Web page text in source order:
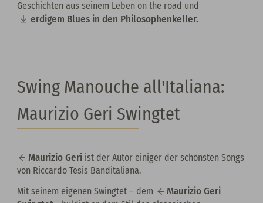
Geschichten aus seinem Leben on the road und
erdigem Blues in den Philosophenkeller.
Swing Manouche all'Italiana:
Maurizio Geri Swingtet
Maurizio Geri ist der Autor einiger der schönsten Songs
von Riccardo Tesis Banditaliana.
Mit seinem eigenen Swingtet – dem
Maurizio Geri